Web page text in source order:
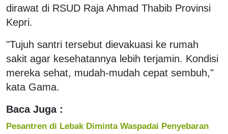
dirawat di RSUD Raja Ahmad Thabib Provinsi
Kepri.
"Tujuh santri tersebut dievakuasi ke rumah
sakit agar kesehatannya lebih terjamin. Kondisi
mereka sehat, mudah-mudah cepat sembuh,"
kata Gama.
Baca Juga :
Pesantren di Lebak Diminta Waspadai Penyebaran